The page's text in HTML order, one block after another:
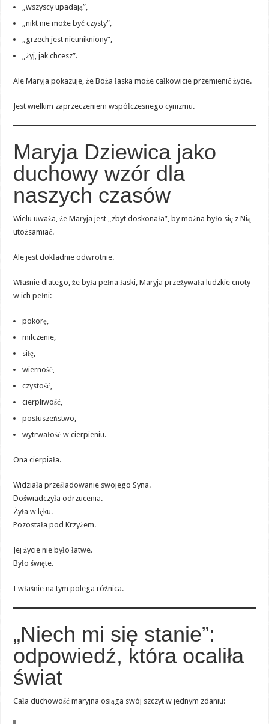
„wszyscy upadają”,
„nikt nie może być czysty”,
„grzech jest nieunikniony”,
„żyj, jak chcesz”.
Ale Maryja pokazuje, że Boża łaska może całkowicie przemienić życie.
Jest wielkim zaprzeczeniem współczesnego cynizmu.
Maryja Dziewica jako
duchowy wzór dla
naszych czasów
Wielu uważa, że Maryja jest „zbyt doskonała”, by można było się z Nią
utożsamiać.
Ale jest dokładnie odwrotnie.
Właśnie dlatego, że była pełna łaski, Maryja przeżywała ludzkie cnoty
w ich pełni:
pokorę,
milczenie,
siłę,
wierność,
czystość,
cierpliwość,
posłuszeństwo,
wytrwałość w cierpieniu.
Ona cierpiała.
Widziała prześladowanie swojego Syna.
Doświadczyła odrzucenia.
Żyła w lęku.
Pozostała pod Krzyżem.
Jej życie nie było łatwe.
Było święte.
I właśnie na tym polega różnica.
„Niech mi się stanie”:
odpowiedź, która ocaliła
świat
Cała duchowość maryjna osiąga swój szczyt w jednym zdaniu: